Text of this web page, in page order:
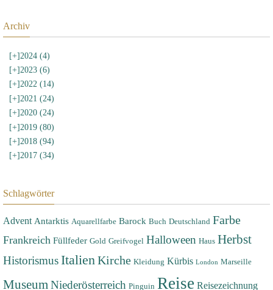
Archiv
[+]2024 (4)
[+]2023 (6)
[+]2022 (14)
[+] 2021 (24)
[+]2020 (24)
[+]2019 (80)
[+] 2018 (94)
[+]2017 (34)
Schlagwörter
Advent Antarktis Aquarellfarbe Barock Buch Deutschland Farbe
Frankreich Füllfeder Gold Greifvogel Halloween Haus Herbst
HistorismusItalien Kirche Kleidung Kürbis London Marseille
Museum Niederösterreich Pinguin Reise Reisezeichnung